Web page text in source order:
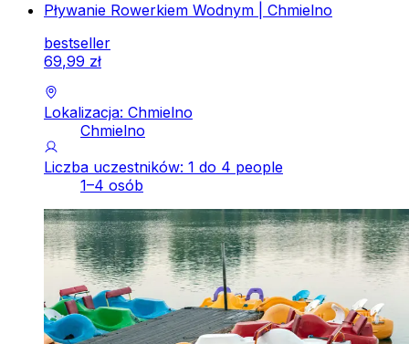
Pływanie Rowerkiem Wodnym | Chmielno
bestseller
69,99 zł
Lokalizacja: Chmielno
Chmielno
Liczba uczestników: 1 do 4 people
1–4 osób